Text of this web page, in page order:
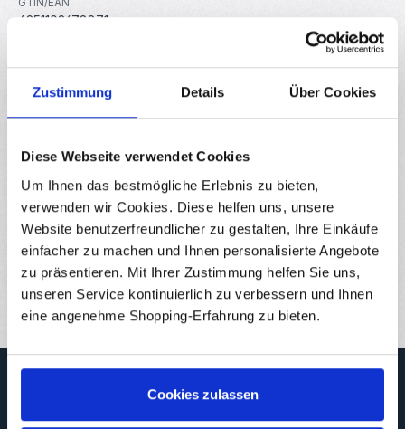
Zustimmung Details Über Cookies
Diese Webseite verwendet Cookies
Um Ihnen das bestmögliche Erlebnis zu bieten,
verwenden wir Cookies. Diese helfen uns, unsere
Website benutzerfreundlicher zu gestalten, Ihre Einkäufe
einfacher zu machen und Ihnen personalisierte Angebote
zu präsentieren. Mit Ihrer Zustimmung helfen Sie uns,
unseren Service kontinuierlich zu verbessern und Ihnen
eine angenehme Shopping-Erfahrung zu bieten.
Cookies zulassen
GTIN/EAN:
4251102678871
Beschreibung
3D-Drucker Düsen bzw. Hotends. Die Borsten sind aus
Messing gefe… Mehr
Eigenschaften
Downloads
Bewertungen
Newsletter
Newsletter, um rechtzeitig über neue Produkte und Angebote